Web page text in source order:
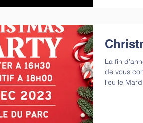
La fin
de vous
lieu le